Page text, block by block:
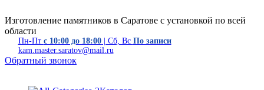
Изготовление памятников в Саратове с установкой по всей
области
Пн-Пт с 10:00 до 18:00| Сб, Вс По записи
kam.master.saratov@mail.ru
Обратный звонок